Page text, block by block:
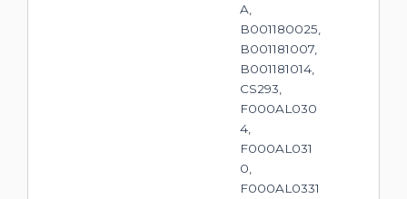
A,
B001180025,
B001181007,
B001181014,
CS293,
F000AL030
4,
F000AL031
0,
F000AL0331